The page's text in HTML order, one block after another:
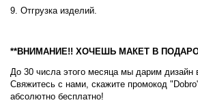
9. Отгрузка изделий.
**ВНИМАНИЕ!! ХОЧЕШЬ МАКЕТ В
До 30 числа этого месяца мы дарим дизайн
Свяжитесь с нами, скажите промокод
абсолютно бесплатно!